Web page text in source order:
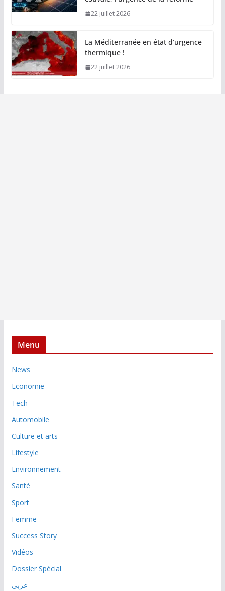
22 juillet 2026
La Méditerranée en état d’urgence
thermique !
22 juillet 2026
Menu
News
Economie
Tech
Automobile
Culture et arts
Lifestyle
Environnement
Santé
Sport
Femme
Success Story
Vidéos
Dossier Spécial
عربي